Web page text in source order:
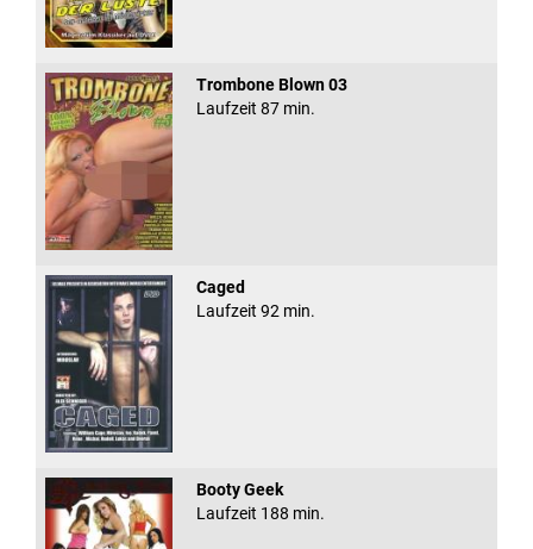
Trombone Blown 03
Laufzeit 87 min.
Caged
Laufzeit 92 min.
Booty Geek
Laufzeit 188 min.